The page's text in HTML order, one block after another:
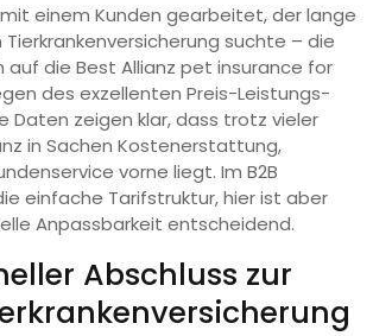
einem Kunden gearbeitet, der lange
suchte – die
auf die Best Allianz pet insurance for
des exzellenten Preis-Leistungs-
Daten zeigen klar, dass trotz vieler
in Sachen Kostenerstattung,
vorne liegt. Im B2B
einfache Tarifstruktur, hier ist aber
Anpassbarkeit entscheidend.
Abschluss zur